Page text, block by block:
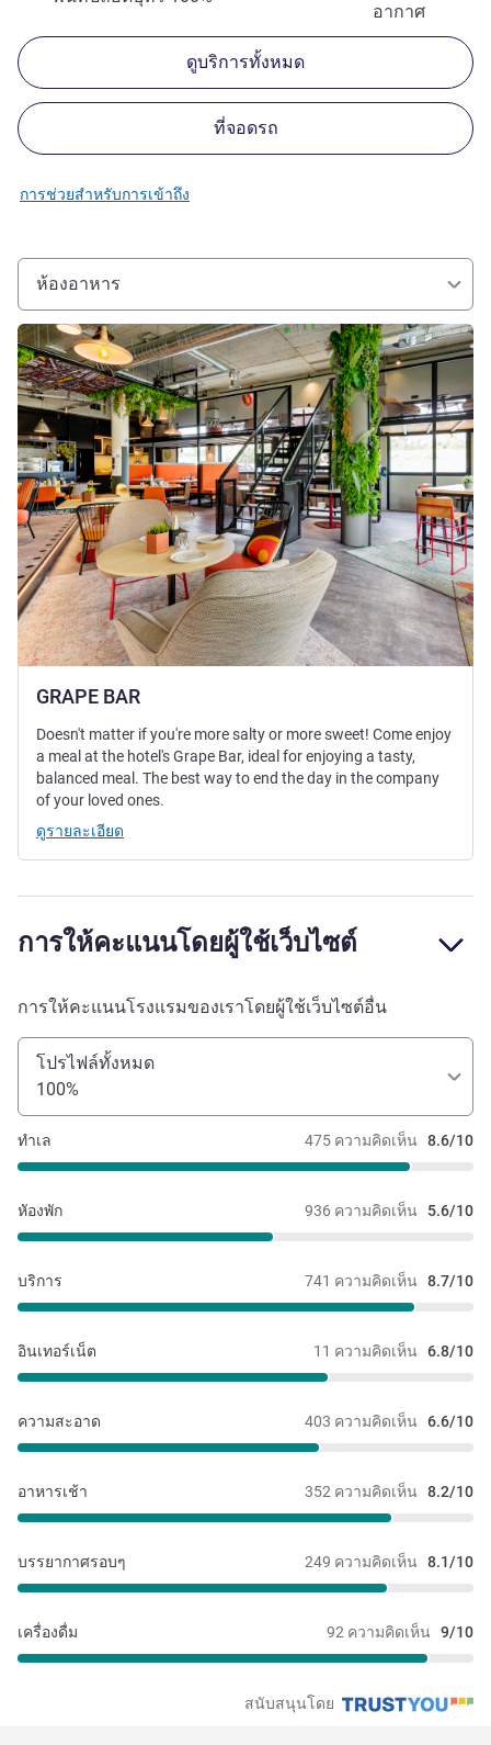
อากาศ
ดูบริการทั้งหมด
ที่จอดรถ
การช่วยสำหรับการเข้าถึง
ห้องอาหาร
GRAPE BAR
ดูรายละเอียด
Doesn't matter if you're more salty or more sweet! Come enjoy
a meal at the hotel's Grape Bar, ideal for enjoying a tasty,
balanced meal. The best way to end the day in the company
of your loved ones.
ดูรายละเอียด
การให้คะแนนโดยผู้ใช้เว็บไซต์
การให้คะแนนโรงแรมของเราโดยผู้ใช้เว็บไซต์อื่น
โปรไฟล์ทั้งหมด
100%
475 ความคิดเห็น 8.6/10
ทำเล
936 ความคิดเห็น 5.6/10
หัองพัก
741 ความคิดเห็น 8.7/10
บริการ
11 ความคิดเห็น 6.8/10
อินเทอร์เน็ต
403 ความคิดเห็น 6.6/10
ความสะอาด
352 ความคิดเห็น 8.2/10
อาหารเช้า
249 ความคิดเห็น 8.1/10
บรรยากาศรอบๆ
92 ความคิดเห็น 9/10
เครื่องดื่ม
สนับสนุนโดย